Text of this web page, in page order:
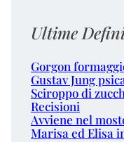
Ultime
Gorgon
Gustav Jung
Sciroppo di
Recisioni
Avviene nel
Marisa ed Elisa